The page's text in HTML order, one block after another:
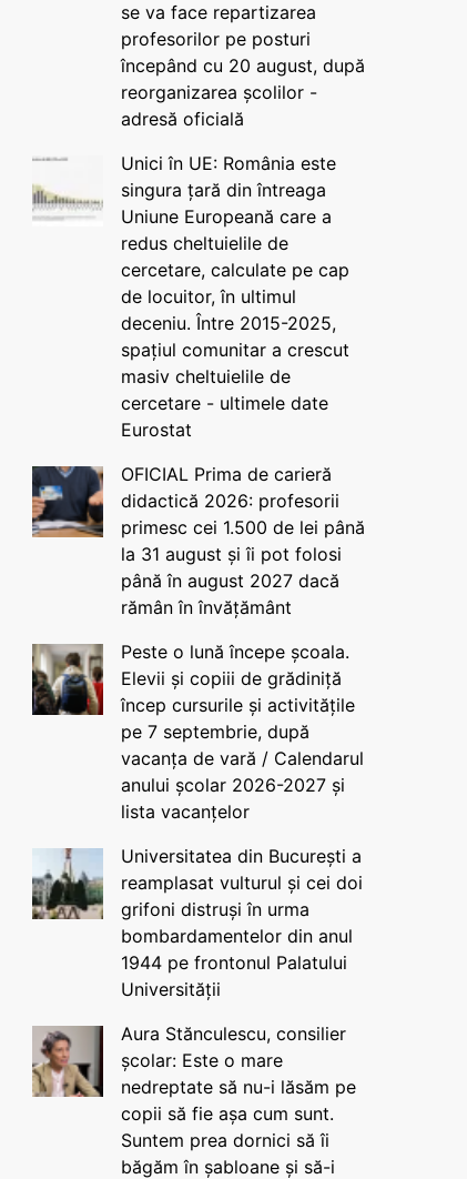
se va face repartizarea
profesorilor pe posturi
începând cu 20 august, după
reorganizarea școlilor -
adresă oficială
Unici în UE: România este
singura țară din întreaga
Uniune Europeană care a
redus cheltuielile de
cercetare, calculate pe cap
de locuitor, în ultimul
deceniu. Între 2015-2025,
spațiul comunitar a crescut
masiv cheltuielile de
cercetare - ultimele date
Eurostat
OFICIAL Prima de carieră
didactică 2026: profesorii
primesc cei 1.500 de lei până
la 31 august și îi pot folosi
până în august 2027 dacă
rămân în învățământ
Peste o lună începe școala.
Elevii și copiii de grădiniță
încep cursurile și activitățile
pe 7 septembrie, după
vacanța de vară / Calendarul
anului școlar 2026-2027 și
lista vacanțelor
Universitatea din București a
reamplasat vulturul și cei doi
grifoni distruși în urma
bombardamentelor din anul
1944 pe frontonul Palatului
Universității
Aura Stănculescu, consilier
școlar: Este o mare
nedreptate să nu-i lăsăm pe
copii să fie așa cum sunt.
Suntem prea dornici să îi
băgăm în șabloane și să-i